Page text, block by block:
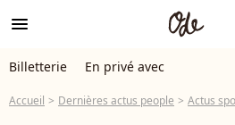
menu
Billetterie En privé avec
Accueil Dernières actus people Actus